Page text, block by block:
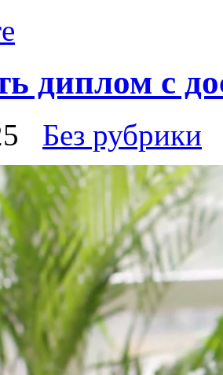
диплом с
Без рубрики